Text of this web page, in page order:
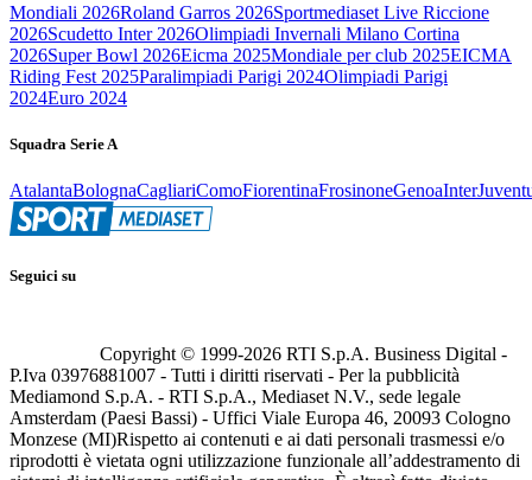
Mondiali 2026Roland Garros 2026Sportmediaset Live Riccione
2026Scudetto Inter 2026Olimpiadi Invernali Milano Cortina
2026Super Bowl 2026Eicma 2025Mondiale per club 2025EICMA
Riding Fest 2025Paralimpiadi Parigi 2024Olimpiadi Parigi
2024Euro 2024
Squadra Serie A
AtalantaBolognaCagliariComoFiorentinaFrosinoneGenoaInter
Seguici su
Copyright © 1999-2026 RTI S.p.A. Business Digital -
P.Iva 03976881007 - Tutti i diritti riservati - Per la pubblicità
Mediamond S.p.A. - RTI S.p.A., Mediaset N.V., sede legale
Amsterdam (Paesi Bassi) - Uffici Viale Europa 46, 20093 Cologno
Monzese (MI)Rispetto ai contenuti e ai dati personali trasmessi e/o
riprodotti è vietata ogni utilizzazione funzionale all’addestramento di